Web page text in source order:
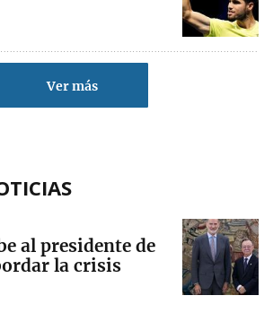
Ver más
al presidente de
la crisis